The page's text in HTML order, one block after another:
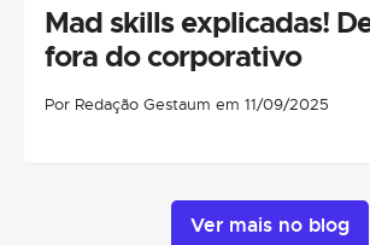
Mad skills explicadas!
fora do corporativo
Por Redação Gestaum em 11/09/2025
Ver mais no blog